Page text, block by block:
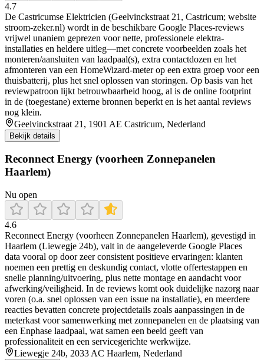
4.7
De Castricumse Elektricien (Geelvinckstraat 21, Castricum; website
stroom-zeker.nl) wordt in de beschikbare Google Places-reviews
vrijwel unaniem geprezen voor nette, professionele elektra-
installaties en heldere uitleg—met concrete voorbeelden zoals het
monteren/aansluiten van laadpaal(s), extra contactdozen en het
afmonteren van een HomeWizard-meter op een extra groep voor een
thuisbatterij, plus het snel oplossen van storingen. Op basis van het
reviewpatroon lijkt betrouwbaarheid hoog, al is de online footprint
in de (toegestane) externe bronnen beperkt en is het aantal reviews
nog klein.
Geelvinckstraat 21, 1901 AE Castricum, Nederland
Bekijk details
Reconnect Energy (voorheen Zonnepanelen
Haarlem)
Nu open
4.6
Reconnect Energy (voorheen Zonnepanelen Haarlem), gevestigd in
Haarlem (Liewegje 24b), valt in de aangeleverde Google Places
data vooral op door zeer consistent positieve ervaringen: klanten
noemen een prettig en deskundig contact, vlotte offertestappen en
snelle planning/uitvoering, plus nette montage en aandacht voor
afwerking/veiligheid. In de reviews komt ook duidelijke nazorg naar
voren (o.a. snel oplossen van een issue na installatie), en meerdere
reacties bevatten concrete projectdetails zoals aanpassingen in de
meterkast voor samenwerking met zonnepanelen en de plaatsing van
een Enphase laadpaal, wat samen een beeld geeft van
professionaliteit en een servicegerichte werkwijze.
Liewegje 24b, 2033 AC Haarlem, Nederland